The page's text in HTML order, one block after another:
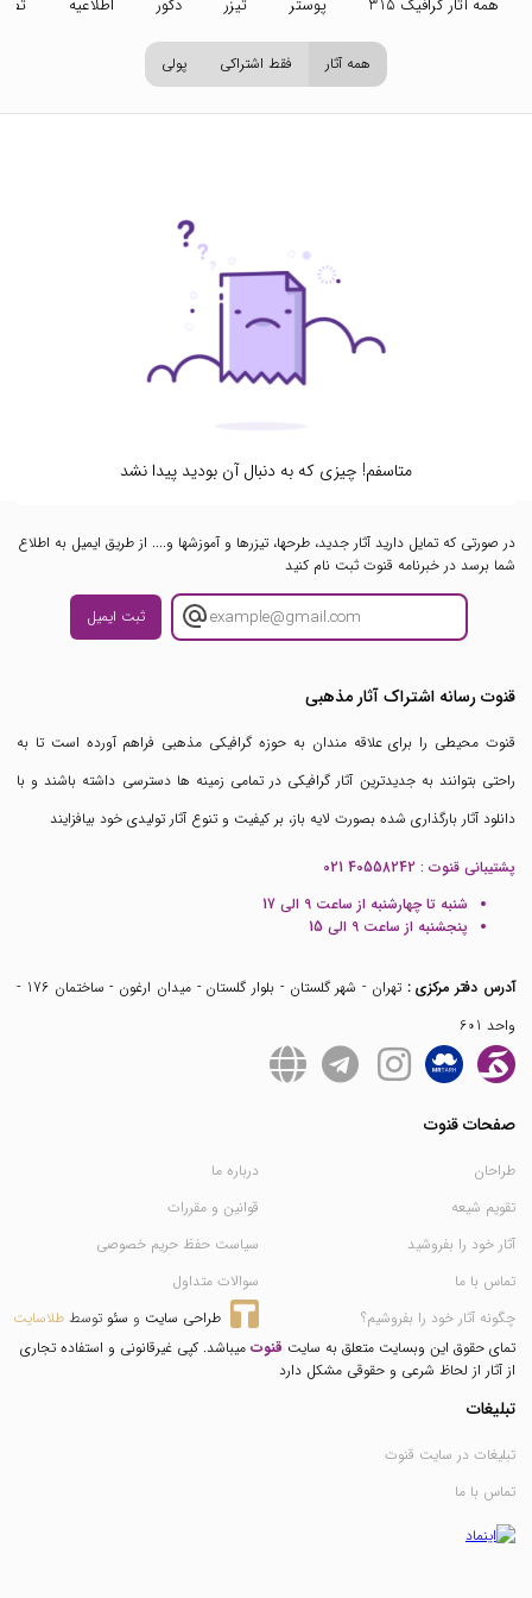
همه آثار گرافیک 315 پوستر تیزر دکور اطلاعیه
همه آثار فقط اشتراکی پولی
متاسفم! چیزی که به دنبال آن بودید پیدا نشد
در صورتی که تمایل دارید آثار جدید، طرحها، تیزرها و آموزشها و.... از طریق ایمیل به اطلاع
شما برسد در خبرنامه قنوت ثبت نام کنید
ثبت ایمیل
قنوت رسانه اشتراک آثار مذهبی
قنوت محیطی را برای علاقه مندان به حوزه گرافیکی مذهبی فراهم آورده است تا به
راحتی بتوانند به جدیدترین آثار گرافیکی در تمامی زمینه ها دسترسی داشته باشند و با
دانلود آثار بارگذاری شده بصورت لایه باز، بر کیفیت و تنوع آثار تولیدی خود بیافزایند
پشتیبانی قنوت : 021 40558242
شنبه تا چهارشنبه از ساعت 9 الی 17
پنجشنبه از ساعت 9 الی 15
آدرس دفتر مرکزی :
تهران - شهر گلستان - بلوار گلستان - میدان ارغون - ساختمان 176 -
واحد 601
صفحات قنوت
طراحان
تقویم شیعه
آثار خود را بفروشید
تماس با ما
چگونه آثار خود را بفروشیم؟
درباره ما
قوانین و مقررات
سیاست حفظ حریم خصوصی
سوالات متداول
طراحی سایت و سئو توسط طلاسایت
تمای حقوق این وبسایت متعلق به سایت قنوت میباشد. کپی غیرقانونی و استفاده تجاری
از آثار از لحاظ شرعی و حقوقی مشکل دارد
تبلیغات
تبلیغات در سایت قنوت
تماس با ما